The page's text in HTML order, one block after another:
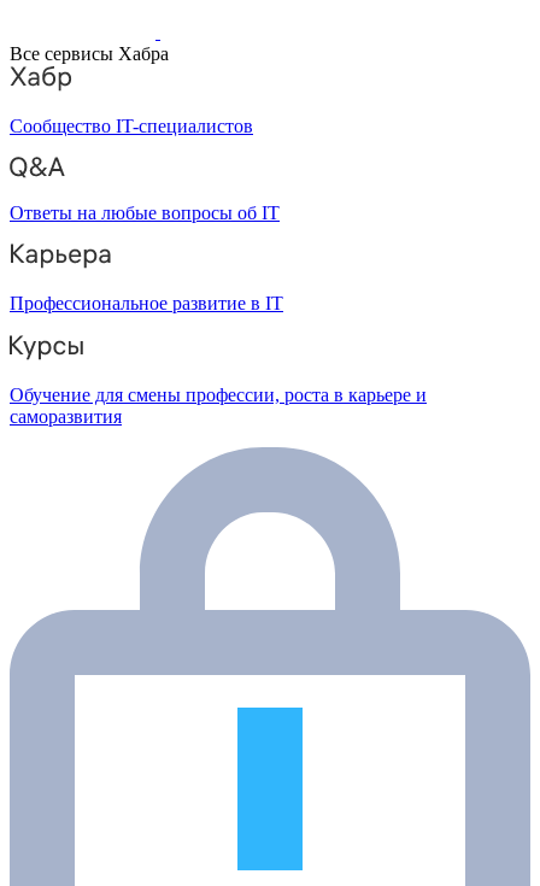
Все сервисы Хабра
Сообщество IT-специалистов
Ответы на любые вопросы об IT
Профессиональное развитие в IT
Обучение для смены профессии, роста в карьере и
саморазвития